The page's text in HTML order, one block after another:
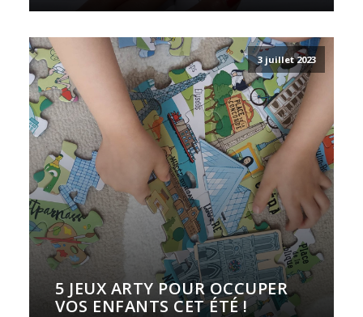
3 juillet 2023
5 JEUX ARTY POUR OCCUPER
VOS ENFANTS CET ÉTÉ !